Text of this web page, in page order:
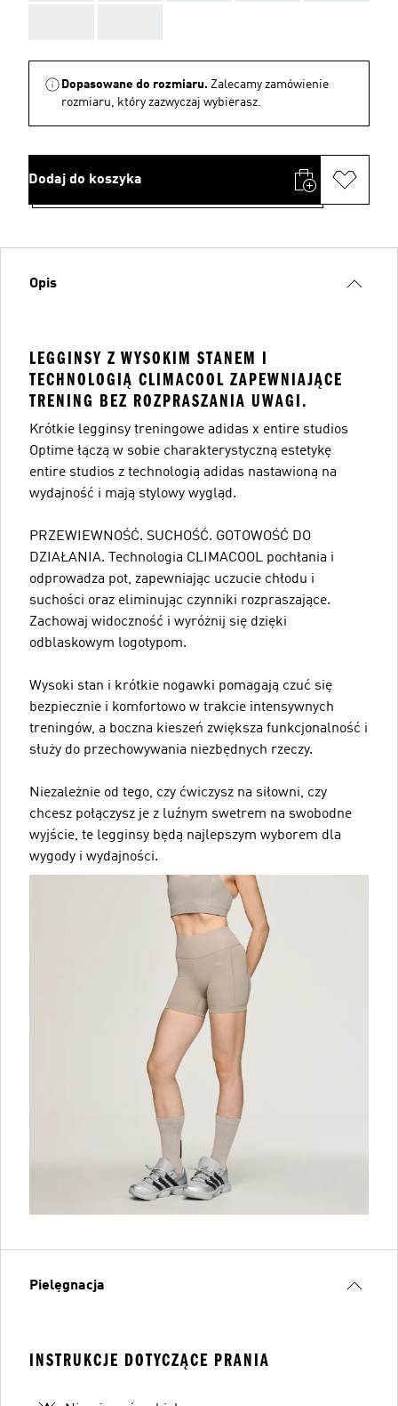
Dopasowane do rozmiaru. Zalecamy zamówienie
rozmiaru, który zazwyczaj wybierasz.
Dodaj do koszyka
Opis
LEGGINSY Z WYSOKIM STANEM I
TECHNOLOGIĄ CLIMACOOL ZAPEWNIAJĄCE
TRENING BEZ ROZPRASZANIA UWAGI.
Krótkie legginsy treningowe adidas x entire studios
Optime łączą w sobie charakterystyczną estetykę
entire studios z technologią adidas nastawioną na
wydajność i mają stylowy wygląd.
PRZEWIEWNOŚĆ. SUCHOŚĆ. GOTOWOŚĆ DO
DZIAŁANIA. Technologia CLIMACOOL pochłania i
odprowadza pot, zapewniając uczucie chłodu i
suchości oraz eliminując czynniki rozpraszające.
Zachowaj widoczność i wyróżnij się dzięki
odblaskowym logotypom.
Wysoki stan i krótkie nogawki pomagają czuć się
bezpiecznie i komfortowo w trakcie intensywnych
treningów, a boczna kieszeń zwiększa funkcjonalność i
służy do przechowywania niezbędnych rzeczy.
Niezależnie od tego, czy ćwiczysz na siłowni, czy
chcesz połączysz je z luźnym swetrem na swobodne
wyjście, te legginsy będą najlepszym wyborem dla
wygody i wydajności.
Pielęgnacja
INSTRUKCJE DOTYCZĄCE PRANIA